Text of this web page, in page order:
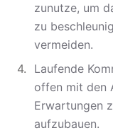
zunutze, um
zu
vermeiden.
Laufende
offen mit den
Erwartungen
aufzubauen.